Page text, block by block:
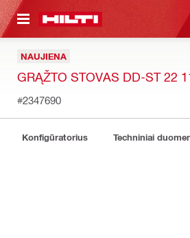
TURINIO
NAUJIENA
GRĄŽTO STOVAS DD-ST 22
#2347690
Konfigūratorius Techniniai